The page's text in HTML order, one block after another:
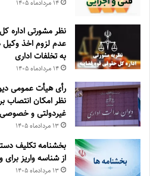
۱۴ مرداد‌ماه ۱۴۰۵
نظر مشورتی
عدم لزوم اخذ
به تخلفات اداری
۱۴ مرداد‌ماه ۱۴۰۵
رأی هیأت عمومی
نظر امکان
غیردولتی و خصوصی
۱۳ مرداد‌ماه ۱۴۰۵
بخشنامه تکلیف
از شناسه واریز
۱۳ مرداد‌ماه ۱۴۰۵